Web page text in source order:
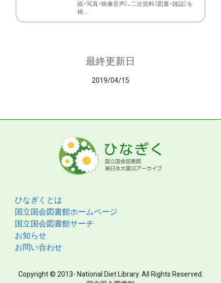
紙・写真・映像音声）、二次資料（図書・雑誌）を
検...
最終更新日
2019/04/15
ひなぎくとは
国立国会図書館ホームページ
国立国会図書館サーチ
お知らせ
お問い合わせ
Copyright © 2013- National Diet Library. All Rights Reserved.